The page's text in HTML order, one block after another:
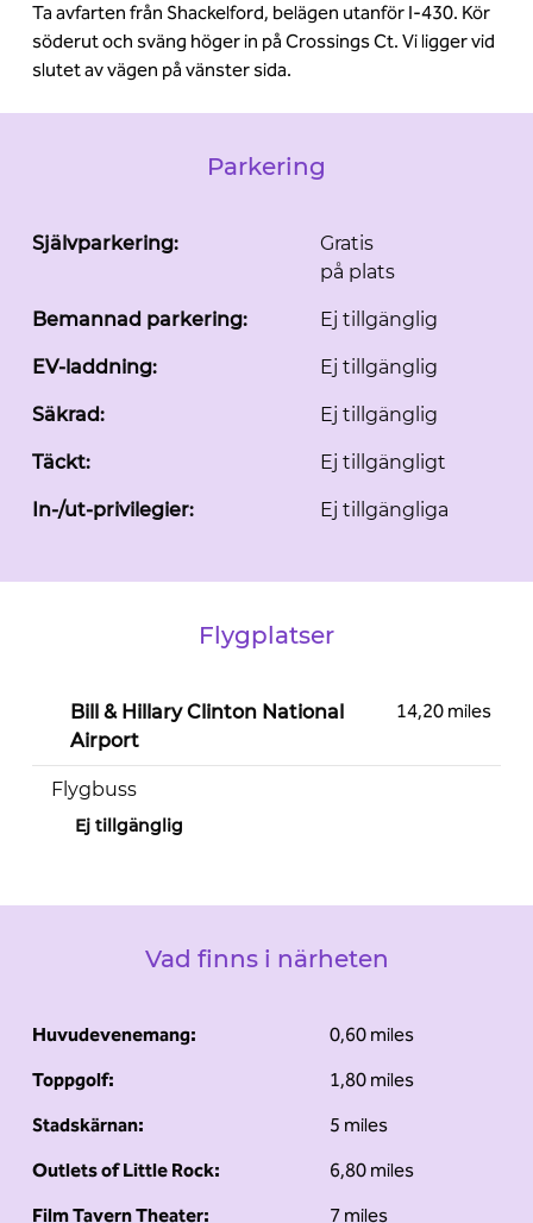
Ta avfarten från Shackelford, belägen utanför I-430. Kör
söderut och sväng höger in på Crossings Ct. Vi ligger vid
slutet av vägen på vänster sida.
Parkering
Självparkering:
Gratis
på plats
Bemannad parkering: Ej tillgänglig
EV-laddning: Ej tillgänglig
Säkrad: Ej tillgänglig
Täckt: Ej tillgängligt
In-/ut-privilegier: Ej tillgängliga
Flygplatser
Bill & Hillary Clinton National
Airport
14,20 miles
Flygbuss
Ej tillgänglig
Vad finns i närheten
Huvudevenemang:
0,60 miles
Toppgolf:
1,80 miles
Stadskärnan:
5 miles
Outlets of Little Rock:
6,80 miles
Film Tavern Theater:
7 miles